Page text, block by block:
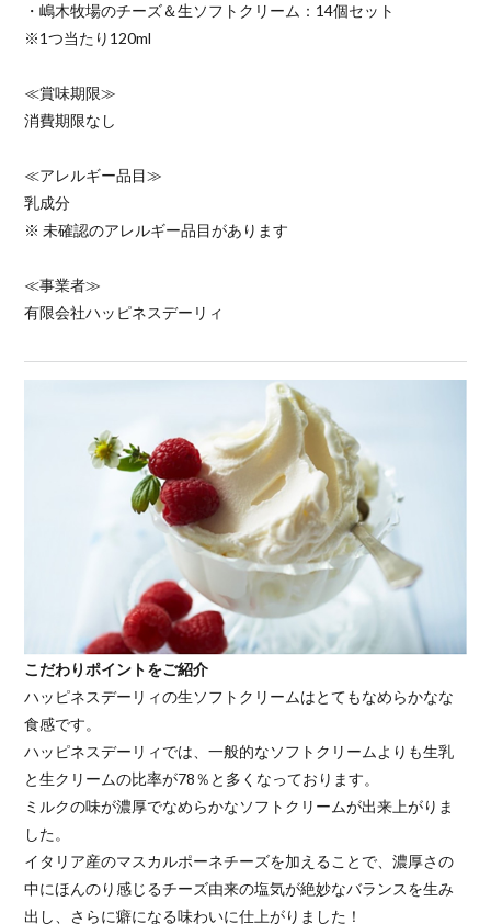
・嶋木牧場のチーズ＆生ソフトクリーム：14個セット
※1つ当たり120ml
≪賞味期限≫
消費期限なし
≪アレルギー品目≫
乳成分
※ 未確認のアレルギー品目があります
≪事業者≫
有限会社ハッピネスデーリィ
こだわりポイントをご紹介
ハッピネスデーリィの生ソフトクリームはとてもなめらかなな
食感です。
ハッピネスデーリィでは、一般的なソフトクリームよりも生乳
と生クリームの比率が78％と多くなっております。
ミルクの味が濃厚でなめらかなソフトクリームが出来上がりま
した。
イタリア産のマスカルポーネチーズを加えることで、濃厚さの
中にほんのり感じるチーズ由来の塩気が絶妙なバランスを生み
出し、さらに癖になる味わいに仕上がりました！